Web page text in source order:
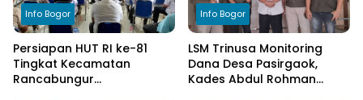
Info Bogor
Persiapan HUT RI ke-81
Tingkat Kecamatan
Rancabungur
Info Bogor
LSM Trinusa Monitoring
Dana Desa Pasirgaok,
Kades Abdul Rohman